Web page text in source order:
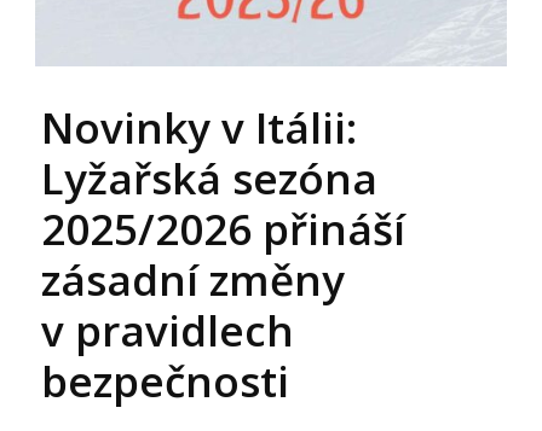
Novinky v Itálii:
Lyžařská sezóna
2025/2026 přináší
zásadní změny
v pravidlech
bezpečnosti